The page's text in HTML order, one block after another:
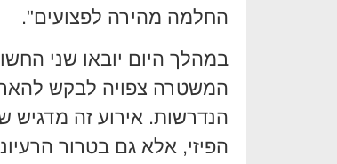
החלמה מהירה לפצועים".
במהלך היום יובאו שני
המשטרה צפויה לבקש
הנדרשות. אירוע זה
הפיזי, אלא גם בטרור